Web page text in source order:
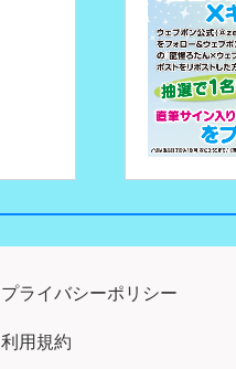
プライバシーポリシー
利用規約